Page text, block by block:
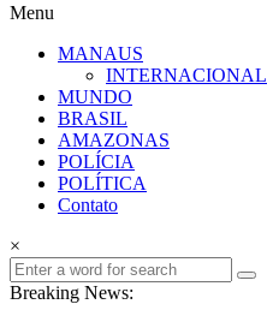
Portal
Japonês
Japão
mais
perto
Menu
MANAUS
INTERNACIONAL
MUNDO
BRASIL
AMAZONAS
POLÍCIA
POLÍTICA
Contato
×
Breaking News: